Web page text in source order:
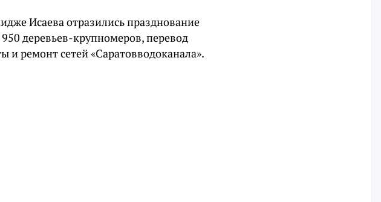
Исаева отразились празднование
деревьев-крупномеров, перевод
и ремонт сетей «Саратовводоканала».